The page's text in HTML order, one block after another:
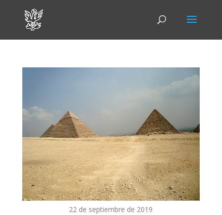
22 de septiembre de 2019